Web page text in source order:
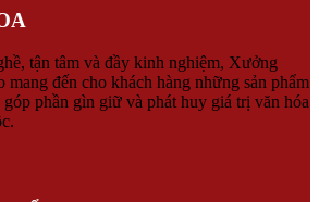
tận tâm và đầy kinh nghiệm, Xưởng
đến cho khách hàng những sản phẩm
phần gìn giữ và phát huy giá trị văn hóa